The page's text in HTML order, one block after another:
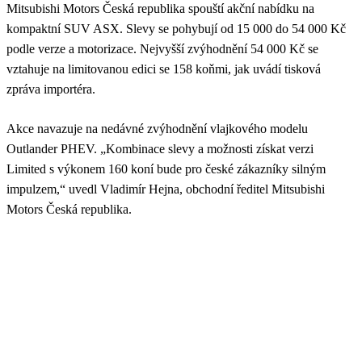
Mitsubishi Motors Česká republika spouští akční nabídku na
kompaktní SUV ASX. Slevy se pohybují od 15 000 do 54 000 Kč
podle verze a motorizace. Nejvyšší zvýhodnění 54 000 Kč se
vztahuje na limitovanou edici se 158 koňmi, jak uvádí tisková
zpráva importéra.
Akce navazuje na nedávné zvýhodnění vlajkového modelu
Outlander PHEV. „Kombinace slevy a možnosti získat verzi
Limited s výkonem 160 koní bude pro české zákazníky silným
impulzem,“ uvedl Vladimír Hejna, obchodní ředitel Mitsubishi
Motors Česká republika.